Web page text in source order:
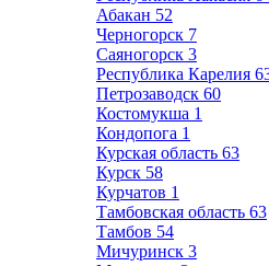
Абакан 52
Черногорск 7
Саяногорск 3
Республика Карелия
Петрозаводск 60
Костомукша 1
Кондопога 1
Курская область 63
Курск 58
Курчатов 1
Тамбовская область 63
Тамбов 54
Мичуринск 3